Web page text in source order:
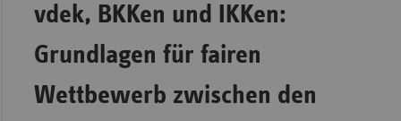
vdek, BKKen und IKKen:
Grundlagen für fairen
Wettbewerb zwischen den